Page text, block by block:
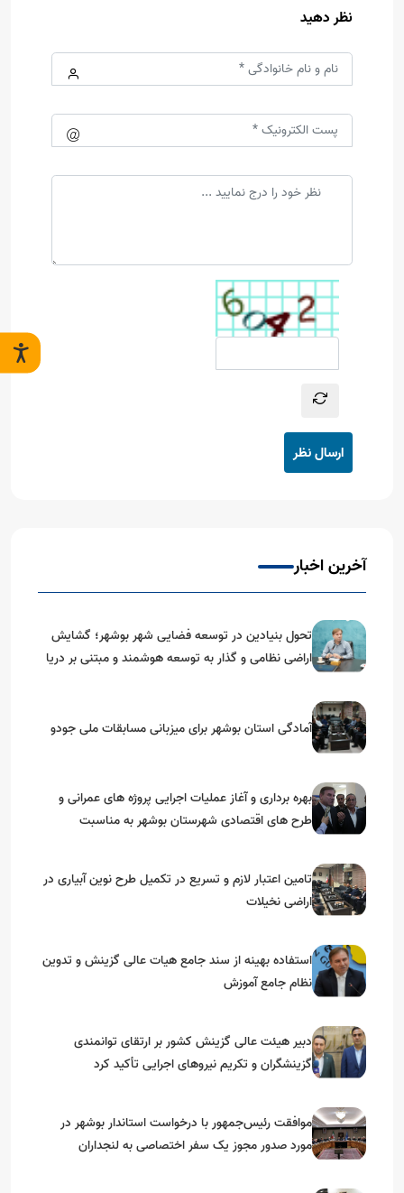
نظر دهید
ارسال نظر
آخرین اخبار
تحول بنیادین در توسعه فضایی شهر بوشهر؛ گشایش
اراضی نظامی و گذار به توسعه هوشمند و مبتنی بر دریا
آمادگی استان بوشهر برای میزبانی مسابقات ملی جودو
بهره برداری و آغاز عملیات اجرایی پروژه های عمرانی و
طرح های اقتصادی شهرستان بوشهر به مناسبت
تامین اعتبار لازم و تسریع در تکمیل طرح نوین آبیاری در
اراضی نخیلات
استفاده بهینه از سند جامع هیات عالی گزینش و‌ تدوین
نظام جامع آموزش
دبیر هیئت عالی گزینش کشور بر ارتقای توانمندی
گزینشگران و تکریم نیروهای اجرایی تأکید کرد
موافقت رئیس‌جمهور با درخواست استاندار بوشهر در
مورد صدور مجوز یک سفر اختصاصی به لنجداران